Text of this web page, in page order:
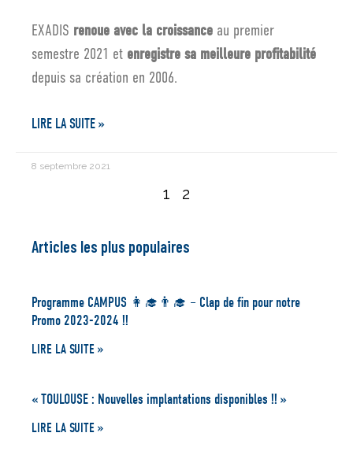
EXADIS renoue avec la croissance au premier
semestre 2021 et enregistre sa meilleure profitabilité
depuis sa création en 2006.
LIRE LA SUITE »
8 septembre 2021
1 2
Articles les plus populaires
Programme CAMPUS 👩‍🎓👨‍🎓 – Clap de fin pour notre
Promo 2023-2024 !!
LIRE LA SUITE »
« TOULOUSE : Nouvelles implantations disponibles !! »
LIRE LA SUITE »